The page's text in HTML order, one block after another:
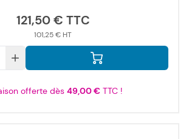
121,50 €
101,25 €
offerte dès 49,00 €TTC !